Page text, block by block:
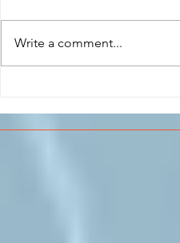
PERCORSO DI
FORMAZIONE SCUOLA
Write a comment...